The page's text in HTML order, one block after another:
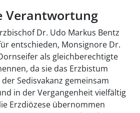
Verantwortung
Dr. Udo Markus Bentz
entschieden, Monsignore Dr.
als gleichberechtigte
da sie das Erzbistum
Sedisvakanz gemeinsam
in der Vergangenheit vielfältig
Erzdiözese übernommen